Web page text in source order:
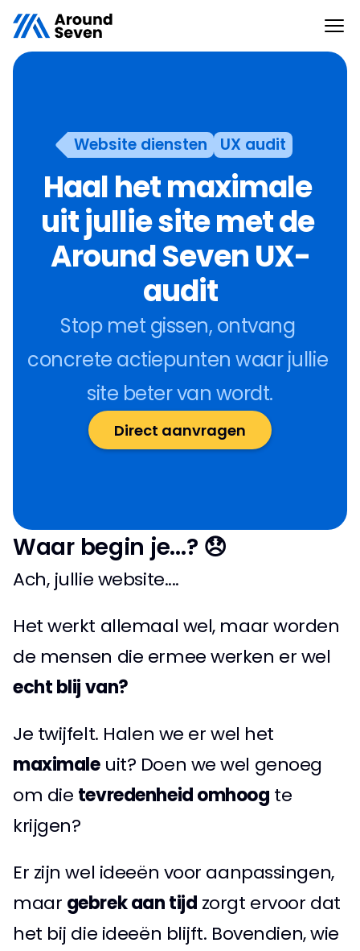
Website diensten UX audit
Haal het maximale
uit jullie site met de
Around Seven UX-
audit
Stop met gissen, ontvang
concrete actiepunten waar jullie
site beter van wordt.
Direct aanvragen
Waar begin je...? 😞
Ach, jullie website....
Het werkt allemaal wel, maar worden
echt blij van?
maximale uit? Doen we wel genoeg
om die tevredenheid omhoog te
krijgen?
Er zijn wel ideeën voor aanpassingen,
maar gebrek aan tijd zorgt ervoor dat
het bij die ideeën blijft. Bovendien, wie